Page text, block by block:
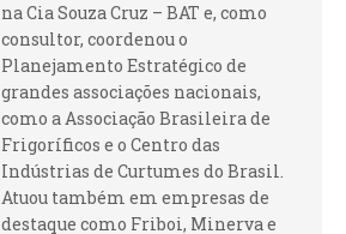
na Cia Souza Cruz – BAT e, como
consultor, coordenou o
Planejamento Estratégico de
grandes associações nacionais,
como a Associação Brasileira de
Frigoríficos e o Centro das
Indústrias de Curtumes do Brasil.
Atuou também em empresas de
destaque como Friboi, Minerva e